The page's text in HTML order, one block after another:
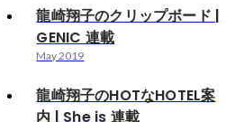
龍崎翔子のクリップボード |
GENIC 連載
May 2019
龍崎翔子のHOTなHOTEL案
内 | She is 連載